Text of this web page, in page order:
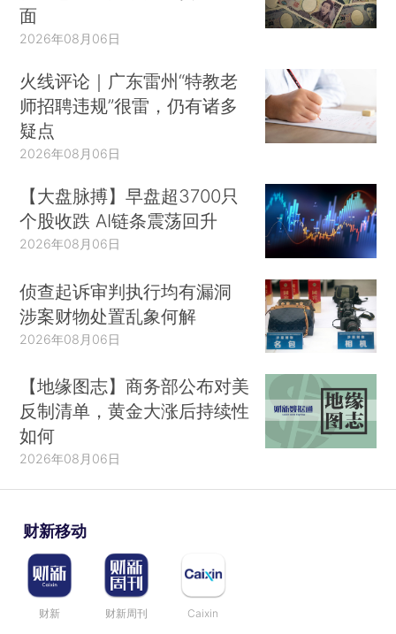
面
2026年08月06日
火线评论｜广东雷州“特教老
师招聘违规”很雷，仍有诸多
疑点
2026年08月06日
【大盘脉搏】早盘超3700只
个股收跌 AI链条震荡回升
2026年08月06日
侦查起诉审判执行均有漏洞
涉案财物处置乱象何解
2026年08月06日
【地缘图志】商务部公布对美
反制清单，黄金大涨后持续性
如何
2026年08月06日
财新移动
财新 财新周刊 Caixin